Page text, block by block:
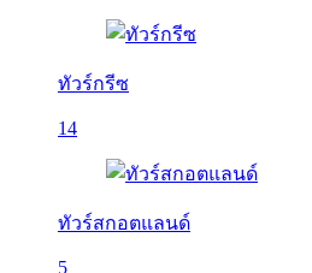
ทัวร์กรีซ
14
ทัวร์สกอตแลนด์
5